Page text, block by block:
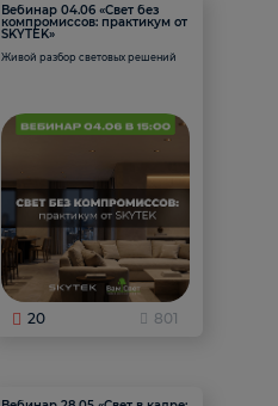
Вебинар 04.06 «Свет без
компромиссов: практикум от
SKYTEK»
Живой разбор световых решений
20 801